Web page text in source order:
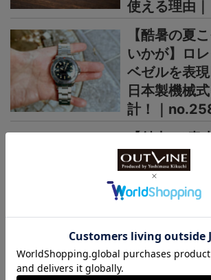
使える理由
【酷暑の夏
いかが】ロ
ベゼルを表
日本製機械
計！｜
【魅力は“青
ルーベリー”
60年代ロレ
スターのレア
＞＞＞もっと見る
日本未上陸ブランド